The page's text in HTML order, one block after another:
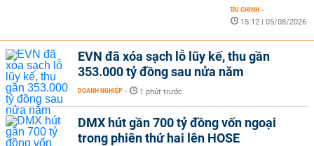
TÀI CHÍNH -
15:12 | 05/08/2026
EVN đã xóa sạch lỗ lũy kế, thu gần
353.000 tỷ đồng sau nửa năm
DOANH NGHIỆP - 1 phút trước
DMX hút gần 700 tỷ đồng vốn ngoại
trong phiên thứ hai lên HOSE